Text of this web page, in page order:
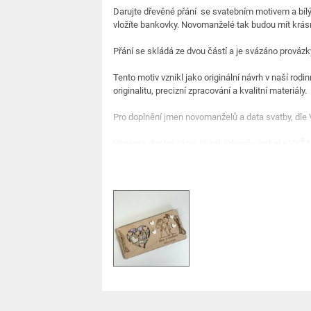
Darujte dřevěné přání se svatebním motivem a
vložíte bankovky. Novomanželé tak budou mít
Přání se skládá ze dvou částí a je svázáno
Tento motiv vznikl jako originální návrh v naší
originalitu, precizní zpracování a kvalitní materiály.
Pro doplnění jmen novomanželů a data svatby,
Bankovky nejsou součástí výrobku.
K přání si můžete zakoupit papírovou obálku ZDE